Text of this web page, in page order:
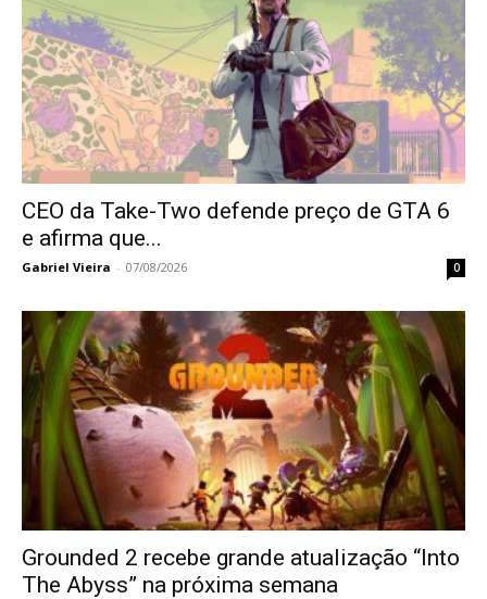
CEO da Take-Two defende preço de GTA 6
e afirma que...
Gabriel Vieira - 07/08/2026 0
Grounded 2 recebe grande atualização “Into
The Abyss” na próxima semana